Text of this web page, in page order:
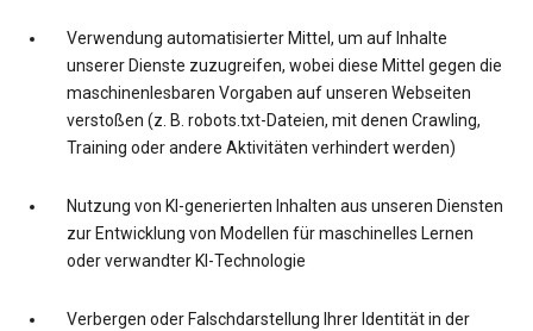
Verwendung automatisierter Mittel, um auf Inhalte
unserer Dienste zuzugreifen, wobei diese Mittel gegen die
maschinenlesbaren Vorgaben auf unseren Webseiten
verstoßen (z. B. robots.txt-Dateien, mit denen Crawling,
Training oder andere Aktivitäten verhindert werden)
Nutzung von KI-generierten Inhalten aus unseren Diensten
zur Entwicklung von Modellen für maschinelles Lernen
oder verwandter KI-Technologie
Verbergen oder Falschdarstellung Ihrer Identität in der